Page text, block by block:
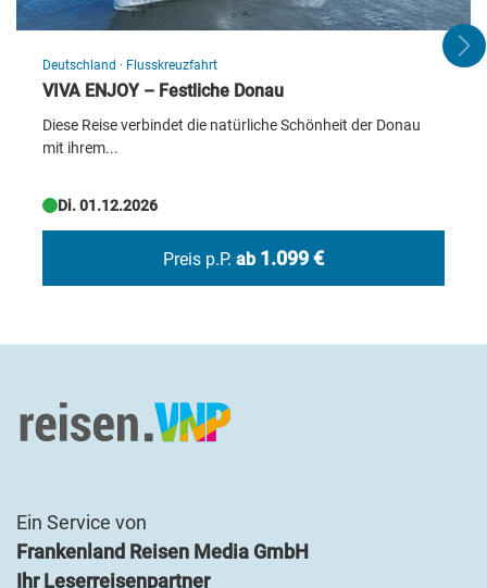
Meran - Weihnachtsmarkt
Deutschland · Flusskreuzfahrt
VIVA ENJOY – Festliche Donau
Diese Reise verbindet die natürliche Schönheit der Donau
mit ihrem...
Di. 01.12.2026
Preis p.P. ab 1.099 €
Ein Service von
Frankenland Reisen Media GmbH
Ihr Leserreisenpartner